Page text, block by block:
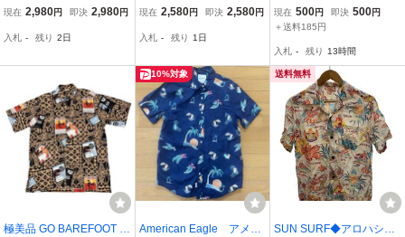
ムウェーブ アロハシャツ
カラー くすみカラー 【E
現在 2,980円 即決 2,980円
入札 - 残り 2日
アロハシャツ・S◆トリリ
ツ/メンズ/26水2-13
現在 2,580円 即決 2,580円
入札 - 残り 1日
送・タイで購入した'スパ
ンブリー県ブンチャワー
黄緑・Ｍ表記ですがＳに
近いサイズ感です
現在 500円 即決 500円
＋送料185円
入札 - 残り 13時間
極美品 GO BAREFOOT ゴ
10%対象
American Eagle アメリ
送料無料
SUN SURF◆アロハシャ